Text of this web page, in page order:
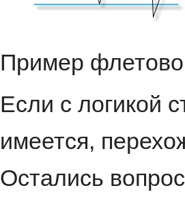
Пример
Если с логикой
имеется,
Остались